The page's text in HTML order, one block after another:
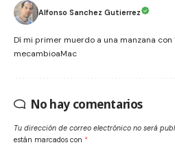
Alfonso Sanchez Gutierrez
Dí mi primer muerdo a una manzana con
mecambioaMac
No hay comentarios
Tu dirección de correo electrónico no será
están marcados con *